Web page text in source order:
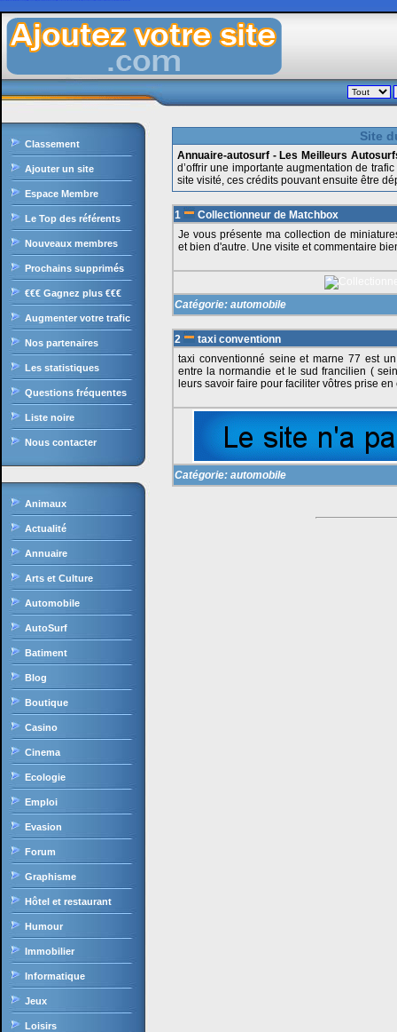
Classement
Ajouter un site
Espace Membre
Le Top des référents
Nouveaux membres
Prochains supprimés
€€€ Gagnez plus €€€
Augmenter votre trafic
Nos partenaires
Les statistiques
Questions fréquentes
Liste noire
Nous contacter
Animaux
Actualité
Annuaire
Arts et Culture
Automobile
AutoSurf
Batiment
Blog
Boutique
Casino
Cinema
Ecologie
Emploi
Evasion
Forum
Graphisme
Hôtel et restaurant
Humour
Immobilier
Informatique
Jeux
Loisirs
Site
Annuaire-autosurf - Les Meilleurs
d’offrir une importante augmentation de
site visité, ces crédits pouvant ensuite être
1
Collectionneur de Matchbox
Je vous présente ma collection de
et bien d'autre. Une visite et commentaire
Catégorie: automobile
2
taxi conventionn
taxi conventionné seine et marne 77 est
entre la normandie et le sud francilien (
leurs savoir faire pour faciliter vôtres prise
Catégorie: automobile